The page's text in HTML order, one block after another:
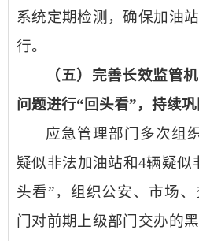
系统定期检测，确保加油
行。
（五）完善长效监管
问题进行“回头看”，持续巩
应急管理部门多次组
疑似非法加油站和4辆疑似
头看”，组织公安、市场
门对前期上级部门交办的